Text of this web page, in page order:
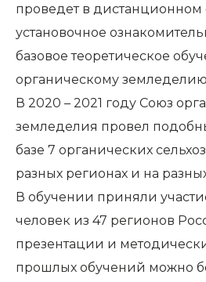
проведет в дистанционном
установочное
базовое теоретическое
органическому
В 2020 – 2021 году Союз
земледелия провел
базе 7 органических
разных регионах и на
В обучении приняли
человек из 47 регионов
презентации и
прошлых обучений можно